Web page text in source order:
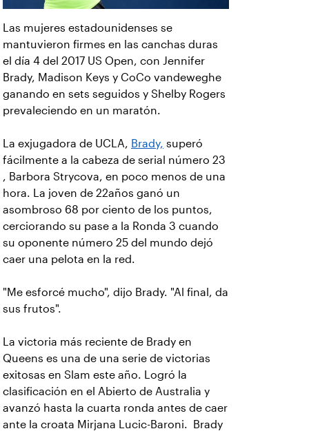
Las mujeres estadounidenses se
mantuvieron firmes en las canchas duras
el día 4 del 2017 US Open, con Jennifer
Brady, Madison Keys y CoCo vandeweghe
ganando en sets seguidos y Shelby Rogers
prevaleciendo en un maratón.
La exjugadora de UCLA, Brady, superó
fácilmente a la cabeza de serial número 23
, Barbora Strycova, en poco menos de una
hora. La joven de 22años ganó un
asombroso 68 por ciento de los puntos,
cerciorando su pase a la Ronda 3 cuando
su oponente número 25 del mundo dejó
caer una pelota en la red.
"Me esforcé mucho", dijo Brady. "Al final, da
sus frutos".
La victoria más reciente de Brady en
Queens es una de una serie de victorias
exitosas en Slam este año. Logró la
clasificación en el Abierto de Australia y
avanzó hasta la cuarta ronda antes de caer
ante la croata Mirjana Lucic-Baroni. Brady